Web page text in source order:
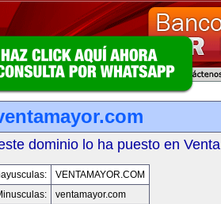
dominio lo ha puesto en Venta
VENTAMAYOR.COM
ventamayor.com